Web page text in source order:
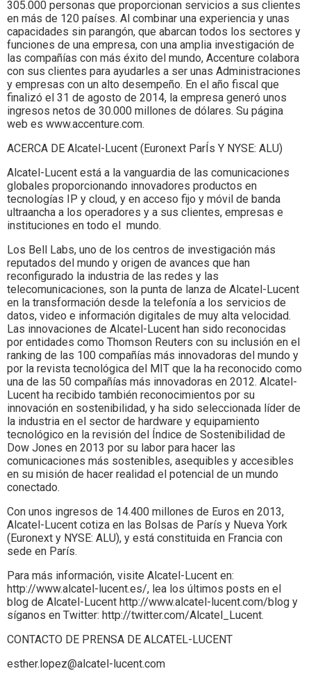
305.000 personas que proporcionan servicios a sus clientes
en más de 120 países. Al combinar una experiencia y unas
capacidades sin parangón, que abarcan todos los sectores y
funciones de una empresa, con una amplia investigación de
las compañías con más éxito del mundo, Accenture colabora
con sus clientes para ayudarles a ser unas Administraciones
y empresas con un alto desempeño. En el año fiscal que
finalizó el 31 de agosto de 2014, la empresa generó unos
ingresos netos de 30.000 millones de dólares. Su página
web es www.accenture.com.
ACERCA DE Alcatel-Lucent (Euronext ParÍs Y NYSE: ALU)
Alcatel-Lucent está a la vanguardia de las comunicaciones
globales proporcionando innovadores productos en
tecnologías IP y cloud, y en acceso fijo y móvil de banda
ultraancha a los operadores y a sus clientes, empresas e
instituciones en todo el mundo.
Los Bell Labs, uno de los centros de investigación más
reputados del mundo y origen de avances que han
reconfigurado la industria de las redes y las
telecomunicaciones, son la punta de lanza de Alcatel-Lucent
en la transformación desde la telefonía a los servicios de
datos, video e información digitales de muy alta velocidad.
Las innovaciones de Alcatel-Lucent han sido reconocidas
por entidades como Thomson Reuters con su inclusión en el
ranking de las 100 compañías más innovadoras del mundo y
por la revista tecnológica del MIT que la ha reconocido como
una de las 50 compañías más innovadoras en 2012. Alcatel-
Lucent ha recibido también reconocimientos por su
innovación en sostenibilidad, y ha sido seleccionada líder de
la industria en el sector de hardware y equipamiento
tecnológico en la revisión del Índice de Sostenibilidad de
Dow Jones en 2013 por su labor para hacer las
comunicaciones más sostenibles, asequibles y accesibles
en su misión de hacer realidad el potencial de un mundo
conectado.
Con unos ingresos de 14.400 millones de Euros en 2013,
Alcatel-Lucent cotiza en las Bolsas de París y Nueva York
(Euronext y NYSE: ALU), y está constituida en Francia con
sede en París.
Para más información, visite Alcatel-Lucent en:
http://www.alcatel-lucent.es/, lea los últimos posts en el
blog de Alcatel-Lucent http://www.alcatel-lucent.com/blog y
síganos en Twitter: http://twitter.com/Alcatel_Lucent.
CONTACTO DE PRENSA DE ALCATEL-LUCENT
esther.lopez@alcatel-lucent.com